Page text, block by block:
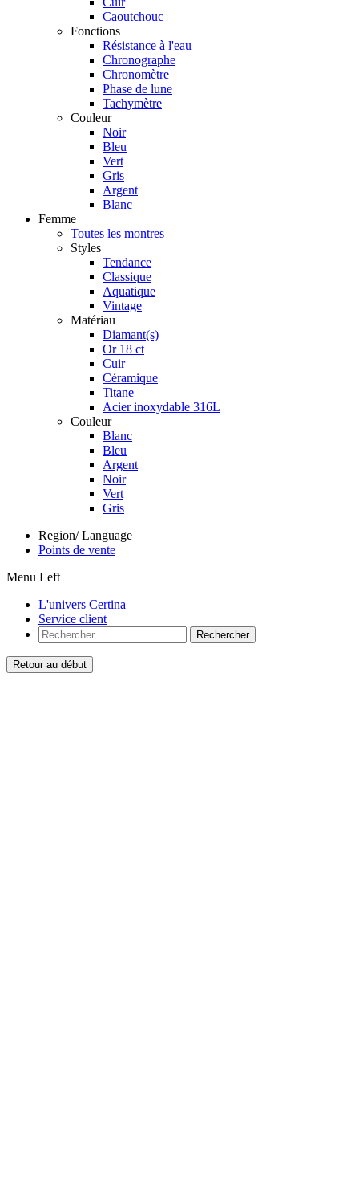
Caoutchouc
Fonctions
Résistance à l'eau
Chronographe
Chronomètre
Phase de lune
Tachymètre
Couleur
Noir
Bleu
Vert
Gris
Argent
Blanc
Femme
Toutes les montres
Styles
Tendance
Classique
Aquatique
Vintage
Matériau
Diamant(s)
Or 18 ct
Cuir
Céramique
Titane
Acier inoxydable 316L
Couleur
Blanc
Bleu
Argent
Noir
Vert
Gris
Region/ Language
Points de vente
Menu Left
L'univers Certina
Service client
Rechercher
Retour au début